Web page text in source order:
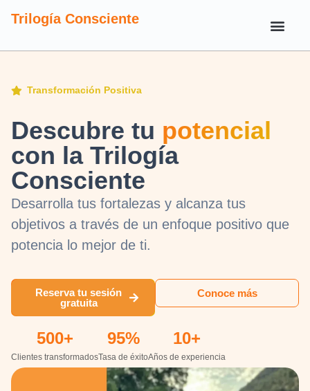
Trilogía Consciente
Transformación Positiva
Descubre tu potencial
con la Trilogía
Consciente
Desarrolla tus fortalezas y alcanza tus
objetivos a través de un enfoque positivo que
potencia lo mejor de ti.
Reserva tu sesión
gratuita
Conoce más
Clientes transformados
500+
Tasa de éxito
95%
Años de experiencia
10+